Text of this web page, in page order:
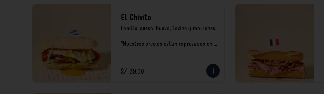
El Chivito
Lomito, queso, huevo, tocino y morrones.
*Nuestros precios están expresados en
S/ 39.00